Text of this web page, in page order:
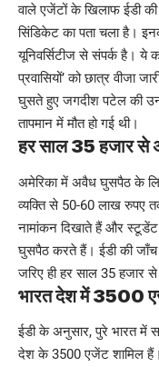
वाले एजेंटों के खिलाफ ईडी
सिंडिकेट का पता चला है।
यूनिवर्सिटीज से संपर्क है। ये
प्रवासियों’ को छात्र वीजा
घुसते हुए जगदीश पटेल की
तापमान में मौत हो गई थी।
हर साल 35 हजार से
अमेरिका में अवैध घुसपैठ के
व्यक्ति से 50-60 लाख रुपए
नामांकन दिखाते हैं और स्टूडेंट
घुसपैठ करते हैं। ईडी की जाँच
जरिए ही हर साल 35 हजार
भारतदेश में 3500
ईडी के अनुसार, पुरे भारतमें
देश के 3500 एजेंट शामिल